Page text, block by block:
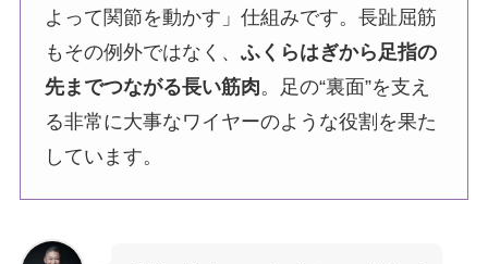
よって関節を動かす」仕組みです。長趾屈筋
もその例外ではなく、ふくらはぎから足指の
先までつながる長い筋肉。足の“裏面”を支え
る非常に大事なワイヤーのような役割を果た
しています。